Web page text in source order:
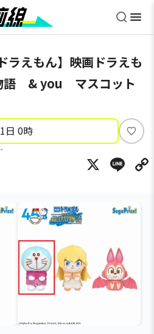
ラえもん】映画ドラえも
語 & you マスコット
日 0時
い
ね
X